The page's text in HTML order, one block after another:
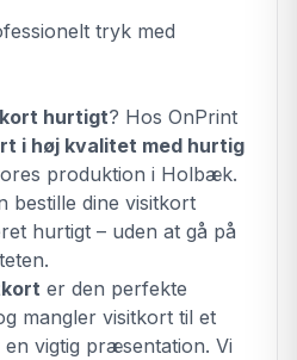
tryk med
hurtigt? Hos OnPrint
i høj kvalitet med hurtig
produktion i Holbæk.
bestille dine visitkort
hurtigt – uden at gå på
er den perfekte
mangler visitkort til et
vigtig præsentation. Vi